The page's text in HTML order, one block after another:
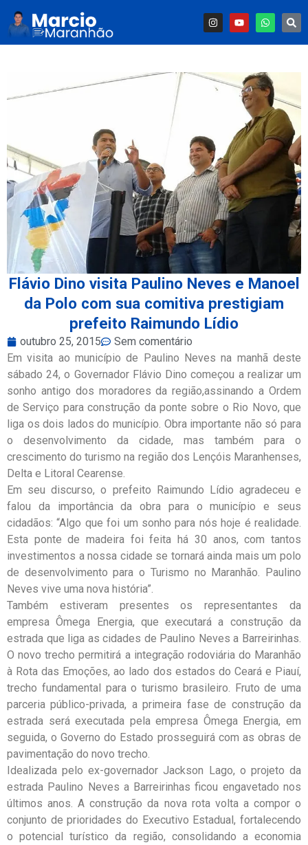
Flávio Dino visita Paulino Neves e Manoel
da Polo com sua comitiva prestigiam
prefeito Raimundo Lídio
outubro 25, 2015
Sem comentário
Em visita ao município de Paulino Neves na manhã deste
sábado 24, o Governador Flávio Dino começou a realizar um
sonho antigo dos moradores da região,assinando a Ordem
de Serviço para construção da ponte sobre o Rio Novo, que
liga os dois lados do município. Obra importante não só para
o desenvolvimento da cidade, mas também para o
crescimento do turismo na região dos Lençóis Maranhenses,
Delta e Litoral Cearense.
Em seu discurso, o prefeito Raimundo Lídio agradeceu e
falou da importância da obra para o município e seus
cidadãos: “Algo que foi um sonho para nós hoje é realidade.
Esta ponte de madeira foi feita há 30 anos, com tantos
investimentos a nossa cidade se tornará ainda mais um polo
de desenvolvimento para o Turismo no Maranhão. Paulino
Neves vive uma nova história”.
Também estiveram presentes os representantes da
empresa Ômega Energia, que executará a construção da
estrada que liga as cidades de Paulino Neves a Barreirinhas.
O novo trecho permitirá a integração rodoviária do Maranhão
à Rota das Emoções, ao lado dos estados do Ceará e Piauí,
trecho fundamental para o turismo brasileiro. Fruto de uma
parceria público-privada, a primeira fase de construção da
estrada será executada pela empresa Ômega Energia, em
seguida, o Governo do Estado prosseguirá com as obras de
pavimentação do novo trecho.
Idealizada pelo ex-governador Jackson Lago, o projeto da
estrada Paulino Neves a Barreirinhas ficou engavetado nos
últimos anos. A construção da nova rota volta a compor o
conjunto de prioridades do Executivo Estadual, fortalecendo
o potencial turístico da região, consolidando a economia